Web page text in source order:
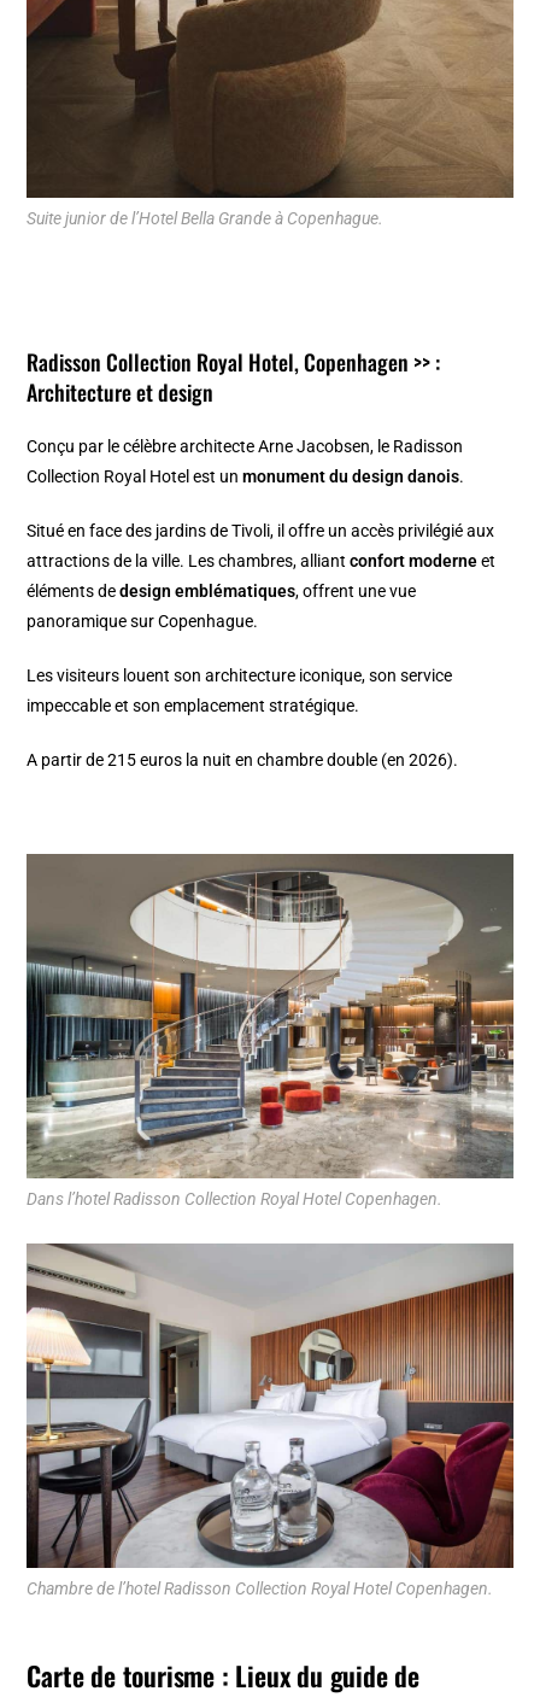
Suite junior de l’Hotel Bella Grande à Copenhague.
Radisson Collection Royal Hotel, Copenhagen >>:
Architecture et design
Conçu par le célèbre architecte Arne Jacobsen, le Radisson
Collection Royal Hotel est unmonument du design danois.
Situé en face des jardins de Tivoli, il offre un accès privilégié aux
attractions de la ville. Les chambres, alliantconfort moderneet
éléments dedesign emblématiques, offrent une vue
panoramique sur Copenhague.
Les visiteurs louent son architecture iconique, son service
impeccable et son emplacement stratégique.
A partir de 215 euros la nuit en chambre double (en 2026).
Dans l’hotel Radisson Collection Royal Hotel Copenhagen.
Chambre de l’hotel Radisson Collection Royal Hotel Copenhagen.
Carte de tourisme : Lieux du guide de